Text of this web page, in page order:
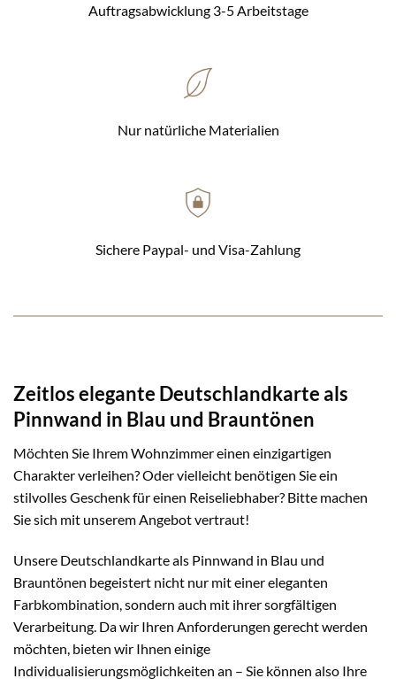
Auftragsabwicklung 3-5 Arbeitstage
Nur natürliche Materialien
Sichere Paypal- und Visa-Zahlung
Zeitlos elegante Deutschlandkarte als
Pinnwand in Blau und Brauntönen
Möchten Sie Ihrem Wohnzimmer einen einzigartigen
Charakter verleihen? Oder vielleicht benötigen Sie ein
stilvolles Geschenk für einen Reiseliebhaber? Bitte machen
Sie sich mit unserem Angebot vertraut!
Unsere Deutschlandkarte als Pinnwand in Blau und
Brauntönen begeistert nicht nur mit einer eleganten
Farbkombination, sondern auch mit ihrer sorgfältigen
Verarbeitung. Da wir Ihren Anforderungen gerecht werden
möchten, bieten wir Ihnen einige
Individualisierungsmöglichkeiten an – Sie können also Ihre